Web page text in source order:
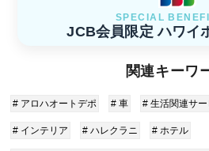
SPECIAL
JCB会員限定 ハワイ
関連キーワ
# アロハオートデポ # 車 # 生活関連サー
# インテリア # ハレクラニ # ホテル